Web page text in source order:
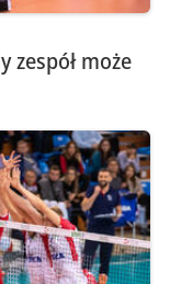
zespół może